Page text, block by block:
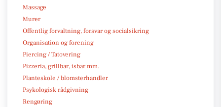
Massage
Murer
Offentlig forvaltning, forsvar og socialsikring
Organisation og forening
Piercing / Tatovering
Pizzeria, grillbar, isbar mm.
Planteskole / blomsterhandler
Psykologisk rådgivning
Rengøring